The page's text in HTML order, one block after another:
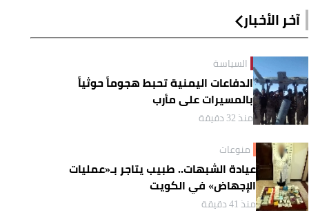
آخر الأخبار
السياسة
الدفاعات اليمنية تحبط هجوماً حوثياً
بالمسيرات على مأرب
منذ 32 دقيقة
منوعات
عيادة الشبهات.. طبيب يتاجر بـ«عمليات
الإجهاض» في الكويت
منذ 41 دقيقة